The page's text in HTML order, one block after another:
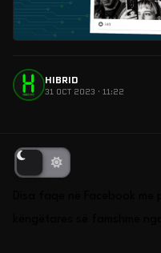
HIBRID
31 OCT 2023 · 11:22